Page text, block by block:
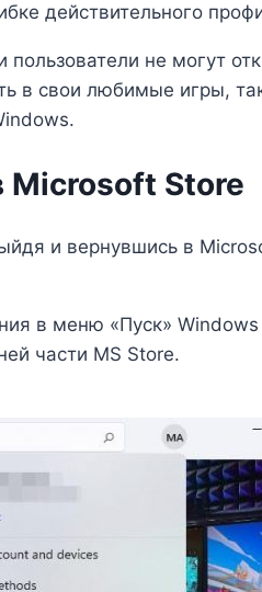
действительного
не могут
в свои любимые игры,
Microsoft Store
и вернувшись в
в меню «Пуск» Windows
части MS Store.